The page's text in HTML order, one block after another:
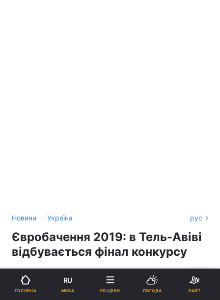
Новини › Україна рус
Євробачення 2019: в Тель-Авіві
відбувається фінал конкурсу
21:31, 18.05.19
ГОЛОВНА
RU
МОВА РОЗДІЛИ ПОГОДА ЛАЙТ